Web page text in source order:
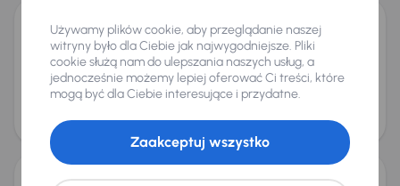
Audi A4
2018244 038 km AutomatDiesel2.0 TDI110 kW
2.0 TDI
Cena promocyjna
53 000 zł 56 000 zł
Używamy plików cookie, aby przeglądanie naszej
witryny było dla Ciebie jak najwygodniejsze. Pliki
cookie służą nam do ulepszania naszych usług, a
jednocześnie możemy lepiej oferować Ci treści, które
mogą być dla Ciebie interesujące i przydatne.
Zaakceptuj wszystko